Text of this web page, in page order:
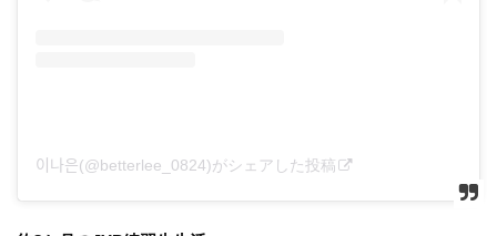
이나은(@betterlee_0824)がシェアした投稿